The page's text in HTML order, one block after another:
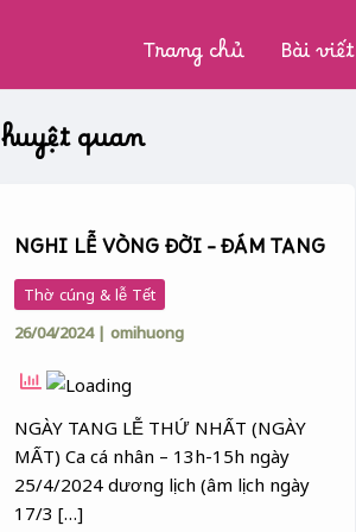
Trang chủ Bài viết
huyệt quan
NGHI LỄ VÒNG ĐỜI – ĐÁM TANG
Thờ cúng & lễ Tết
26/04/2024 |omihuong
NGÀY TANG LỄ THỨ NHẤT (NGÀY
MẤT) Ca cá nhân – 13h-15h ngày
25/4/2024 dương lịch (âm lịch ngày
17/3 […]
VÒNG
ĐỜI
–
ĐÁM
TANG